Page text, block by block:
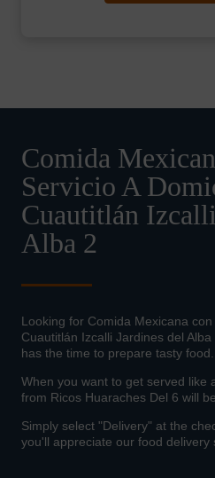
Comida
Servicio A
Cuautitlán
Alba 2
Looking for Comida Mexicana
Cuautitlán Izcalli Jardines del
has the time to prepare tasty food.
When you want to get served like
from Ricos Huaraches Del 6 will
Simply select "Delivery" at the
you'll appreciate our food delivery